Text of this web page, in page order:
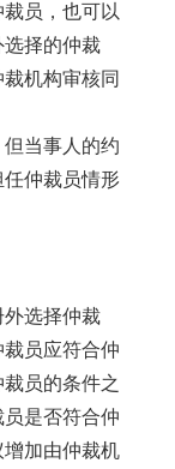
员，也可以
择的仲裁
机构审核同
当事人的约
仲裁员情形
选择仲裁
员应符合仲
员的条件之
是否符合仲
加由仲裁机